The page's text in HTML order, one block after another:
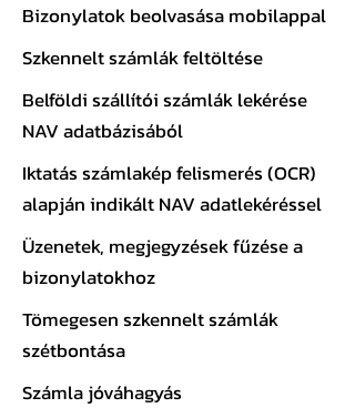
Bizonylatok beolvasása mobilappal
Szkennelt számlák feltöltése
Belföldi szállítói számlák lekérése
NAV adatbázisából
Iktatás számlakép felismerés (OCR)
alapján indikált NAV adatlekéréssel
Üzenetek, megjegyzések fűzése a
bizonylatokhoz
Tömegesen szkennelt számlák
szétbontása
Számla jóváhagyás